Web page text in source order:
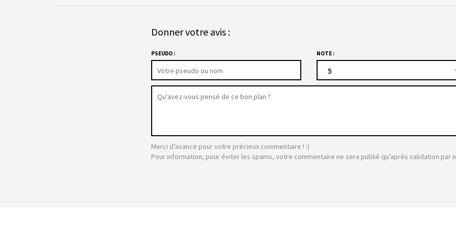
Donner votre avis :
PSEUDO : NOTE :
5
Merci d’avance pour votre précieux commentaire ! :)
Pour information, pour éviter les spams, votre commentaire ne sera publié qu’après validation par